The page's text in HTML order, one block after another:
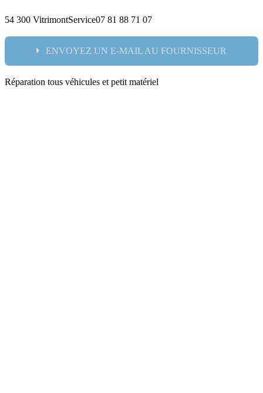
54 300 VitrimontService07 81 88 71 07
ENVOYEZ UN E-MAIL AU FOURNISSEUR
Nom:
Réparation tous véhicules et petit matériel